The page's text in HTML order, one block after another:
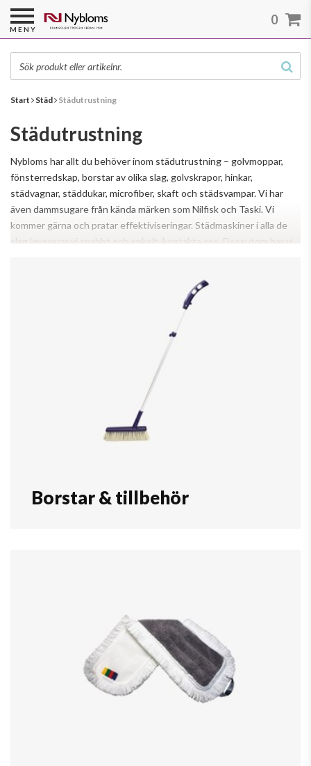
Start Städ Städutrustning
Städutrustning
Nybloms har allt du behöver inom städutrustning – golvmoppar,
fönsterredskap, borstar av olika slag, golvskrapor, hinkar,
städvagnar, städdukar, microfiber, skaft och städsvampar. Vi har
även dammsugare från kända märken som Nilfisk och Taski. Vi
kommer gärna och pratar effektiviseringar. Städmaskiner i alla de
slag levererar vi snabbt och enkelt, kontakta oss. Dessutom har vi
samt skaft och stativ tillsammans med olika moppar och skrapor.
Borstar & tillbehör
MENY
0